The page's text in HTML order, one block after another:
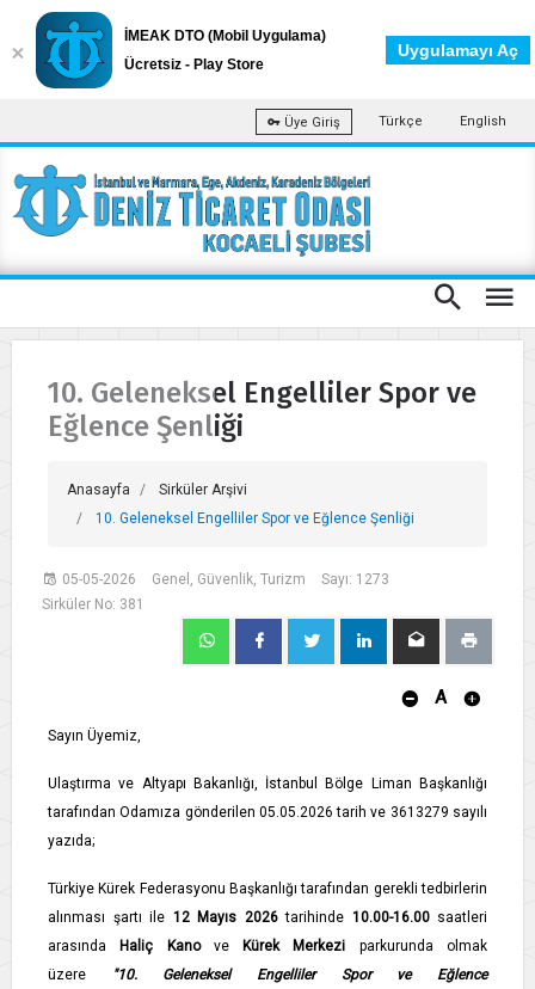
Üye Giriş Türkçe English
10. Geleneksel Engelliler Spor ve
Eğlence Şenliği
Anasayfa
Sirküler Arşivi
10. Geleneksel Engelliler Spor ve Eğlence Şenliği
05-05-2026 Genel, Güvenlik, Turizm
Sayı: 1273
Sirküler No: 381
A
Sayın Üyemiz,
Ulaştırma ve Altyapı Bakanlığı, İstanbul Bölge Liman Başkanlığı
tarafından Odamıza gönderilen 05.05.2026 tarih ve 3613279 sayılı
yazıda;
Türkiye Kürek Federasyonu Başkanlığı tarafından gerekli tedbirlerin
alınması şartı ile 12 Mayıs 2026tarihinde 10.00-16.00saatleri
arasında
Haliç Kano ve Kürek Merkezi parkurunda olmak
üzere
"10. Geleneksel Engelliler Spor ve Eğlence
İMEAK DTO (Mobil Uygulama)
Ücretsiz - Play Store
Uygulamayı Aç